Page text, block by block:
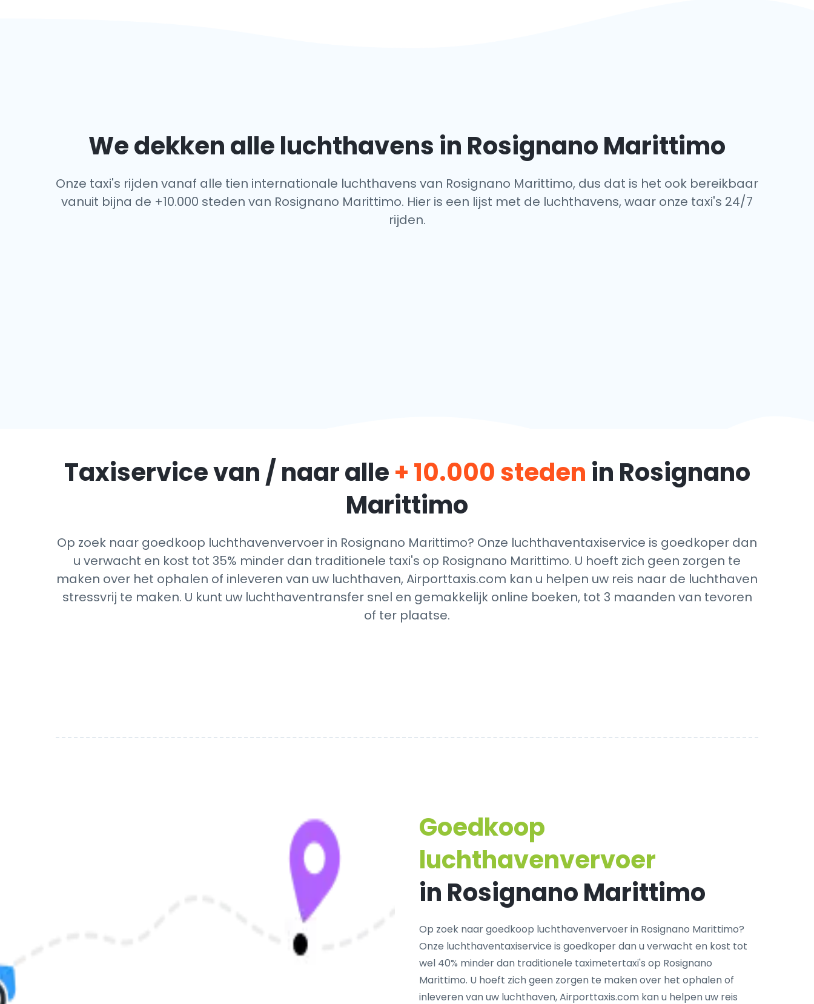
We dekken alle luchthavens in Rosignano Marittimo
Onze taxi's rijden vanaf alle tien internationale luchthavens van Rosignano Marittimo, dus dat is het ook bereikbaar
vanuit bijna de +10.000 steden van Rosignano Marittimo. Hier is een lijst met de luchthavens, waar onze taxi's 24/7
rijden.
Taxiservice van / naar alle+ 10.000 steden in Rosignano
Marittimo
Op zoek naar goedkoop luchthavenvervoer in Rosignano Marittimo? Onze luchthaventaxiservice is goedkoper dan
u verwacht en kost tot 35% minder dan traditionele taxi's op Rosignano Marittimo. U hoeft zich geen zorgen te
maken over het ophalen of inleveren van uw luchthaven, Airporttaxis.com kan u helpen uw reis naar de luchthaven
stressvrij te maken. U kunt uw luchthaventransfer snel en gemakkelijk online boeken, tot 3 maanden van tevoren
of ter plaatse.
Goedkoop
luchthavenvervoer
in Rosignano Marittimo
Op zoek naar goedkoop luchthavenvervoer in Rosignano Marittimo?
Onze luchthaventaxiservice is goedkoper dan u verwacht en kost tot
wel 40% minder dan traditionele taximetertaxi's op Rosignano
Marittimo. U hoeft zich geen zorgen te maken over het ophalen of
inleveren van uw luchthaven, Airporttaxis.com kan u helpen uw reis